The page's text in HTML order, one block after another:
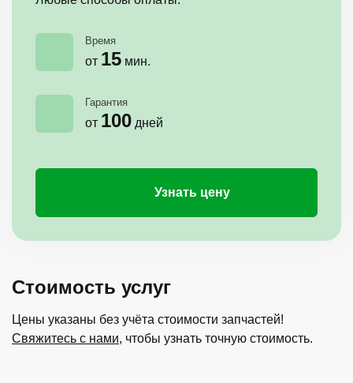
Время
от 15 мин.
Гарантия
от 100 дней
Узнать цену
Стоимость услуг
Цены указаны без учёта стоимости запчастей!
Свяжитесь с нами, чтобы узнать точную стоимость.